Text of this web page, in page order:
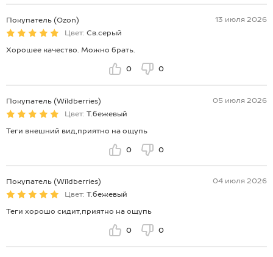
Покупатель (Ozon)
13 июля 2026
Цвет: Св.серый
Хорошее качество. Можно брать.
0 0
Покупатель (Wildberries)
05 июля 2026
Цвет: Т.бежевый
Теги внешний вид,приятно на ощупь
0 0
Покупатель (Wildberries)
04 июля 2026
Цвет: Т.бежевый
Теги хорошо сидит,приятно на ощупь
0 0